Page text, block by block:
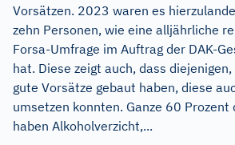
Vorsätzen. 2023 waren es
zehn Personen, wie eine alljährliche
Forsa-Umfrage im Auftrag der DAK-
hat. Diese zeigt auch, dass
gute Vorsätze gebaut haben, diese
umsetzen konnten. Ganze 60 Prozent
haben Alkoholverzicht,...